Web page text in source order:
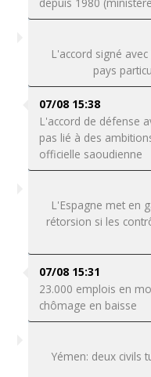
L'accord signé
pays
07/08 15:38
L'accord de défense
pas lié à des
officielle saoudienne
L'Espagne met en
rétorsion si les
07/08 15:31
23.000 emplois en
chômage en baisse
Yémen: deux civils